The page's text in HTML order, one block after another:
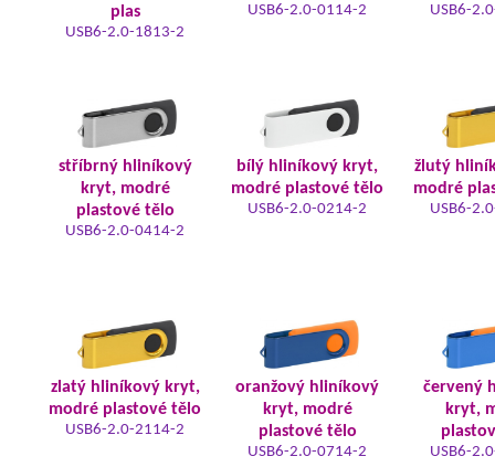
plas
USB6-2.0-1813-2
USB6-2.0-0114-2 USB6-
stříbrný hliníkový
kryt, modré
plastové tělo
USB6-2.0-0414-2
bílý hliníkový kryt,
modré plastové tělo
USB6-2.0-0214-2
žlutý
modré
USB6-
zlatý hliníkový kryt,
modré plastové tělo
USB6-2.0-2114-2
oranžový hliníkový
kryt, modré
plastové tělo
USB6-2.0-0714-2
červený
kryt,
USB6-